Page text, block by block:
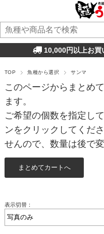
10,000円以上お買
TOP 魚種から選択 サンマ
このページからまとめ
ます。
ご希望の個数を指定し
ンをクリックしてくだ
せんので、数量は後で
表示切替：